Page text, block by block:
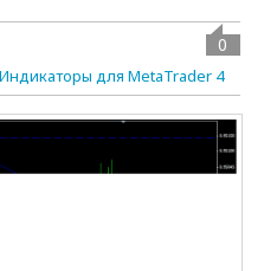
0
Индикаторы для MetaTrader 4